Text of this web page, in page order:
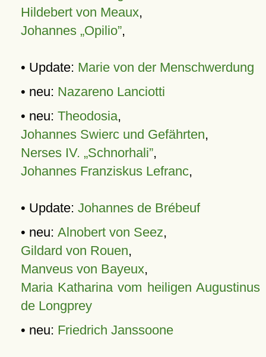
Hildebert von Meaux,
Johannes „Opilio”,
• Update: Marie von der Menschwerdung
• neu: Nazareno Lanciotti
• neu: Theodosia,
Johannes Swierc und Gefährten,
Nerses IV. „Schnorhali”,
Johannes Franziskus Lefranc,
• Update: Johannes de Brébeuf
• neu: Alnobert von Seez,
Gildard von Rouen,
Manveus von Bayeux,
Maria Katharina vom heiligen Augustinus
de Longprey
• neu: Friedrich Janssoone